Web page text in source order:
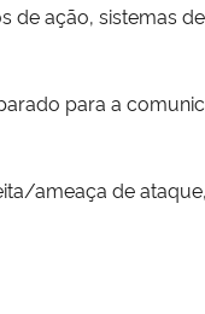
de ação, sistemas
para a
ameaça de